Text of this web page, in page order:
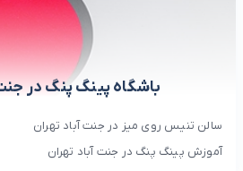
باشگاه پینگ پنگ در
سالن تنیس روی میز در جنت آباد تهران
آموزش پینگ پنگ در جنت آباد تهران